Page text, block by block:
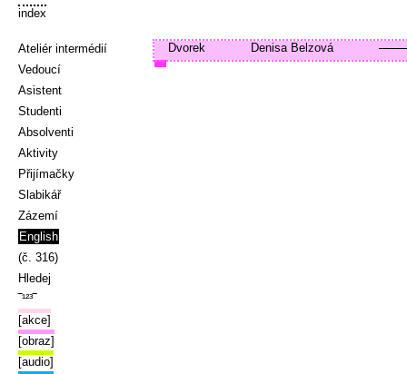
index
Ateliér intermédií
Vedoucí
Asistent
Studenti
Absolventi
Aktivity
Přijímačky
Slabikář
Zázemí
English
(č. 316)
Hledej
‾¹²³‾
[akce]
[obraz]
[audio]
Dvorek Denisa Belzová